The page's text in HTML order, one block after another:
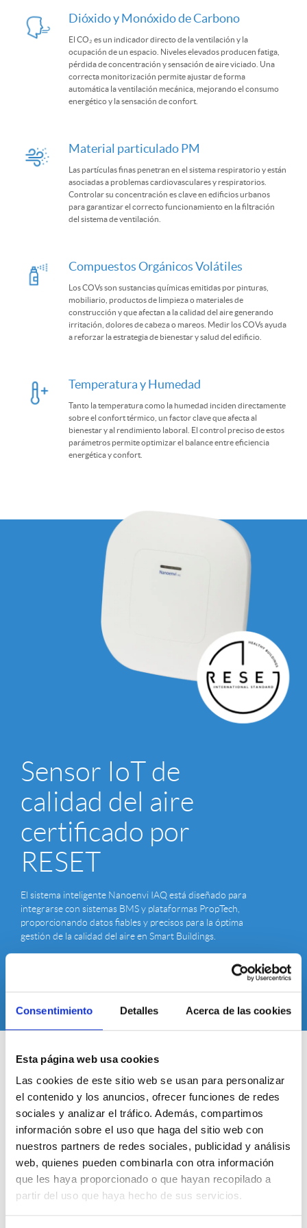
Consentimiento Detalles Acerca de las cookies
Esta página web usa cookies
Las cookies de este sitio web se usan para personalizar
el contenido y los anuncios, ofrecer funciones de redes
sociales y analizar el tráfico. Además, compartimos
información sobre el uso que haga del sitio web con
nuestros partners de redes sociales, publicidad y análisis
web, quienes pueden combinarla con otra información
que les haya proporcionado o que hayan recopilado a
partir del uso que haya hecho de sus servicios.
Dióxido y Monóxido de Carbono
El CO₂ es un indicador directo de la ventilación y la
ocupación de un espacio. Niveles elevados producen fatiga,
pérdida de concentración y sensación de aire viciado. Una
correcta monitorización permite ajustar de forma
automática la ventilación mecánica, mejorando el consumo
energético y la sensación de confort.
Material particulado PM
Las partículas finas penetran en el sistema respiratorio y están
asociadas a problemas cardiovasculares y respiratorios.
Controlar su concentración es clave en edificios urbanos
para garantizar el correcto funcionamiento en la filtración
del sistema de ventilación.
Compuestos Orgánicos Volátiles
Los COVs son sustancias químicas emitidas por pinturas,
mobiliario, productos de limpieza o materiales de
construcción y que afectan a la calidad del aire generando
irritación, dolores de cabeza o mareos. Medir los COVs ayuda
a reforzar la estrategia de bienestar y salud del edificio.
Temperatura y Humedad
Tanto la temperatura como la humedad inciden directamente
sobre el confort térmico, un factor clave que afecta al
bienestar y al rendimiento laboral. El control preciso de estos
parámetros permite optimizar el balance entre eficiencia
energética y confort.
Sensor IoT de
calidad del aire
certificado por
RESET
El sistema inteligente Nanoenvi IAQ está diseñado para
integrarse con sistemas BMS y plataformas PropTech,
proporcionando datos fiables y precisos para la óptima
gestión de la calidad del aire en Smart Buildings.
Consigue puntos en calidad del aire y confort térmico
en las principales certificaciones
Las certificaciones de sostenibilidad como WELL, LEED, BREEAM o
Fitwel son fundamentales en el ámbito de los edificios inteligentes
porque no sólo validan el compromiso ambiental, sino que aportan
valor económico, social y estratégico al activo inmobiliario.